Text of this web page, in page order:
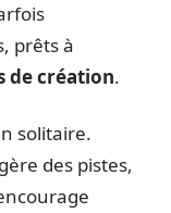
prêts à
de création.
solitaire.
des pistes,